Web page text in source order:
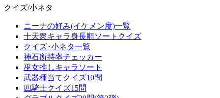
クイズ/小ネタ
ニーナの好み(イケメン度)一覧
十天衆キャラ身長順ソートクイズ
クイズ･小ネタ一覧
神石所持率チェッカー
巫女推しキャラソート
武器種当てクイズ10問
四騎士クイズ15問